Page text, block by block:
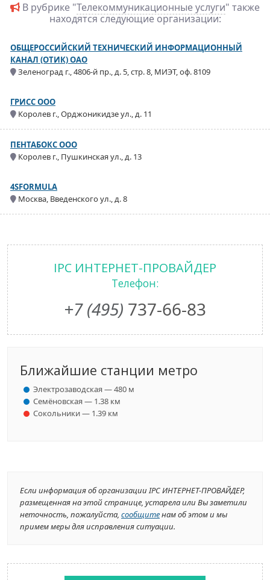
В рубрике "Телекоммуникационные услуги" также
находятся следующие организации:
ОБЩЕРОССИЙСКИЙ ТЕХНИЧЕСКИЙ ИНФОРМАЦИОННЫЙ
КАНАЛ (ОТИК) ОАО
Зеленоград г., 4806-й пр., д. 5, стр. 8, МИЭТ, оф. 8109
ГРИСС ООО
Королев г., Орджоникидзе ул., д. 11
ПЕНТАБОКС ООО
Королев г., Пушкинская ул., д. 13
4SFORMULA
Москва, Введенского ул., д. 8
IPC ИНТЕРНЕТ-ПРОВАЙДЕР
Телефон:
+7 (495) 737-66-83
Ближайшие станции метро
Электрозаводская — 480 м
Семёновская — 1.38 км
Сокольники — 1.39 км
Если информация об организации IPC ИНТЕРНЕТ-ПРОВАЙДЕР,
размещенная на этой странице, устарела или Вы заметили
неточность, пожалуйста, сообщитенам об этом и мы
примем меры для исправления ситуации.